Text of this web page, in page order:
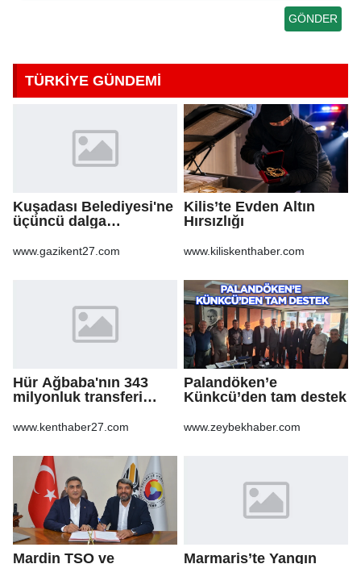
TÜRKİYE GÜNDEMİ
Kuşadası Belediyesi'ne
üçüncü dalga
www.gazikent27.com
Kilis’te Evden Altın
Hırsızlığı
www.kiliskenthaber.com
Hür Ağbaba'nın 343
milyonluk transferi
Ağbaba'ya milyonlar
www.kenthaber27.com
Palandöken’e
Künkcü’den tam destek
www.zeybekhaber.com
Mardin TSO ve
Marmaris’te Yangın